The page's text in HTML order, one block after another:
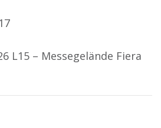
L15 – Messegelände Fiera